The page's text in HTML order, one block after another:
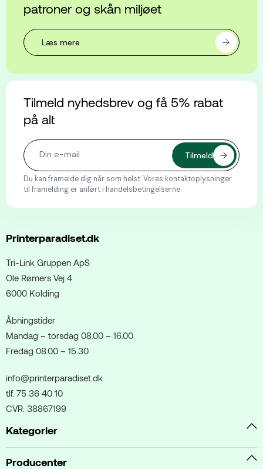
patroner og skån miljøet
Læs mere
Tilmeld nyhedsbrev og få 5% rabat
på alt
Du kan framelde dig når som helst. Vores kontaktoplysninger
til framelding er anført i handelsbetingelserne.
Printerparadiset.dk
Tri-Link Gruppen ApS
Ole Rømers Vej 4
6000 Kolding
Åbningstider
Mandag – torsdag 08.00 – 16.00
Fredag 08.00 – 15.30
info@printerparadiset.dk
tlf. 75 36 40 10
CVR: 38867199
Kategorier
Producenter